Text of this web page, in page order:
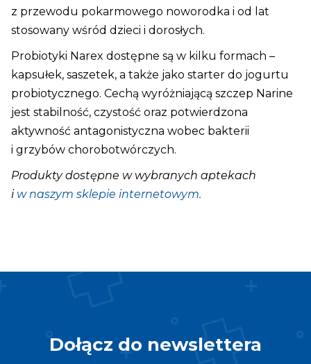
z przewodu pokarmowego noworodka i od lat
stosowany wśród dzieci i dorosłych.
Probiotyki Narex dostępne są w kilku formach –
kapsułek, saszetek, a także jako starter do jogurtu
probiotycznego. Cechą wyróżniającą szczep Narine
jest stabilność, czystość oraz potwierdzona
aktywność antagonistyczna wobec bakterii
i grzybów chorobotwórczych.
Produkty dostępne w wybranych aptekach
i w naszym sklepie internetowym.
Dołącz do newslettera